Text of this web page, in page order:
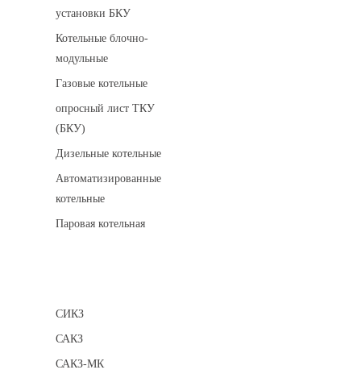
установки БКУ
Котельные блочно-
модульные
Газовые котельные
опросный лист ТКУ
(БКУ)
Дизельные котельные
Автоматизированные
котельные
Паровая котельная
СИКЗ
САКЗ
САКЗ-МК